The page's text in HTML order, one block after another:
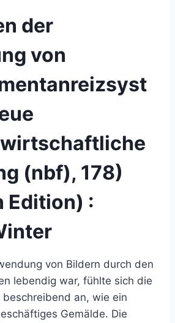
der
von
(nbf), 178)
Edition) :
von Bildern durch den
lebendig war, fühlte sich die
beschreibend an, wie ein
Gemälde. Die